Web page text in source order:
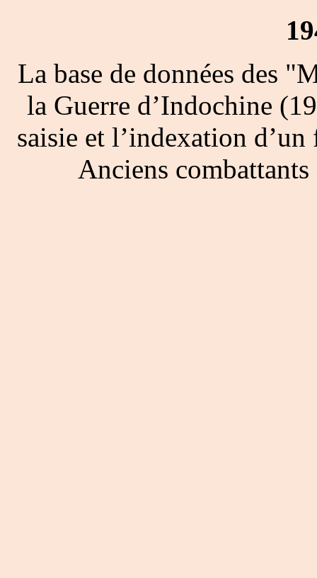
La base de données des
la Guerre d’Indochine
saisie et l’indexation
Anciens